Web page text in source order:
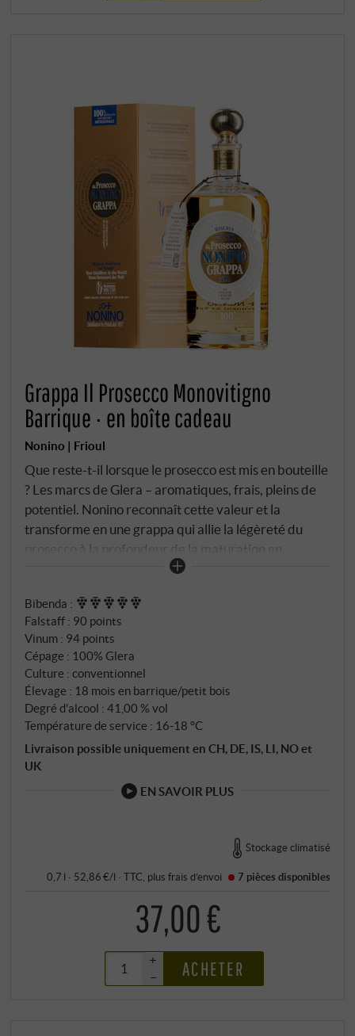
Grappa Il Prosecco Monovitigno
Barrique · en boîte cadeau
Nonino | Frioul
Que reste-t-il lorsque le prosecco est mis en bouteille
? Les marcs de Glera – aromatiques, frais, pleins de
potentiel. Nonino reconnaît cette valeur et la
transforme en une grappa qui allie la légèreté du
prosecco à la profondeur de la maturation en
barrique. Des vinacce frais et égrappés provenant
immédiatement fermentés et distillés dans les
alambics à vapeur en cuivre de Benito. Commencent
alors 24 mois en barriques et petits fûts sous scellés
douaniers – assez de temps pour que la limpidité se
transforme en ambre chaud aux reflets dorés. Le
résultat est doux et floral : la pomme verte et les
fleurs d'amandier rappellent le cépage d'origine,
avant que de fines notes de vanille et de chocolat ne
s'y ajoutent. La bouche est onctueuse et flatteuse,
avec un soupçon de chocolat au lait dans la longue
Bibenda :
Falstaff : 90 points
Vinum : 94 points
Cépage : 100% Glera
Culture : conventionnel
Élevage : 18 mois en barrique/petit bois
Degré d'alcool : 41,00 % vol
Température de service : 16‑18 °C
Livraison possible uniquement en CH, DE, IS, LI, NO et
UK
EN SAVOIR PLUS
Stockage climatisé
0,7 l · 52,86 €/l ·TTC , plusfrais d’envoi 7 pièces disponibles
37,00 €
+
–
ACHETER